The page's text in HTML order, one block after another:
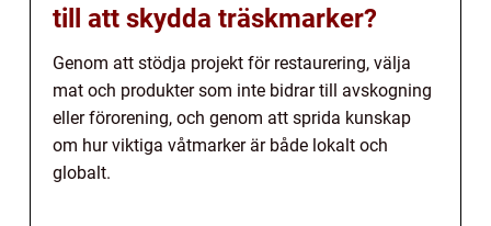
till att skydda träskmarker?
Genom att stödja projekt för restaurering, välja
mat och produkter som inte bidrar till avskogning
eller förorening, och genom att sprida kunskap
om hur viktiga våtmarker är både lokalt och
globalt.